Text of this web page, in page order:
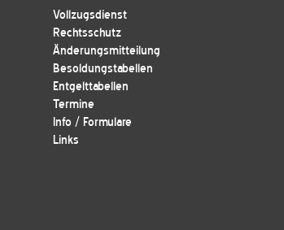
Vollzugsdienst
Rechtsschutz
Änderungsmitteilung
Besoldungstabellen
Entgelttabellen
Termine
Info / Formulare
Links